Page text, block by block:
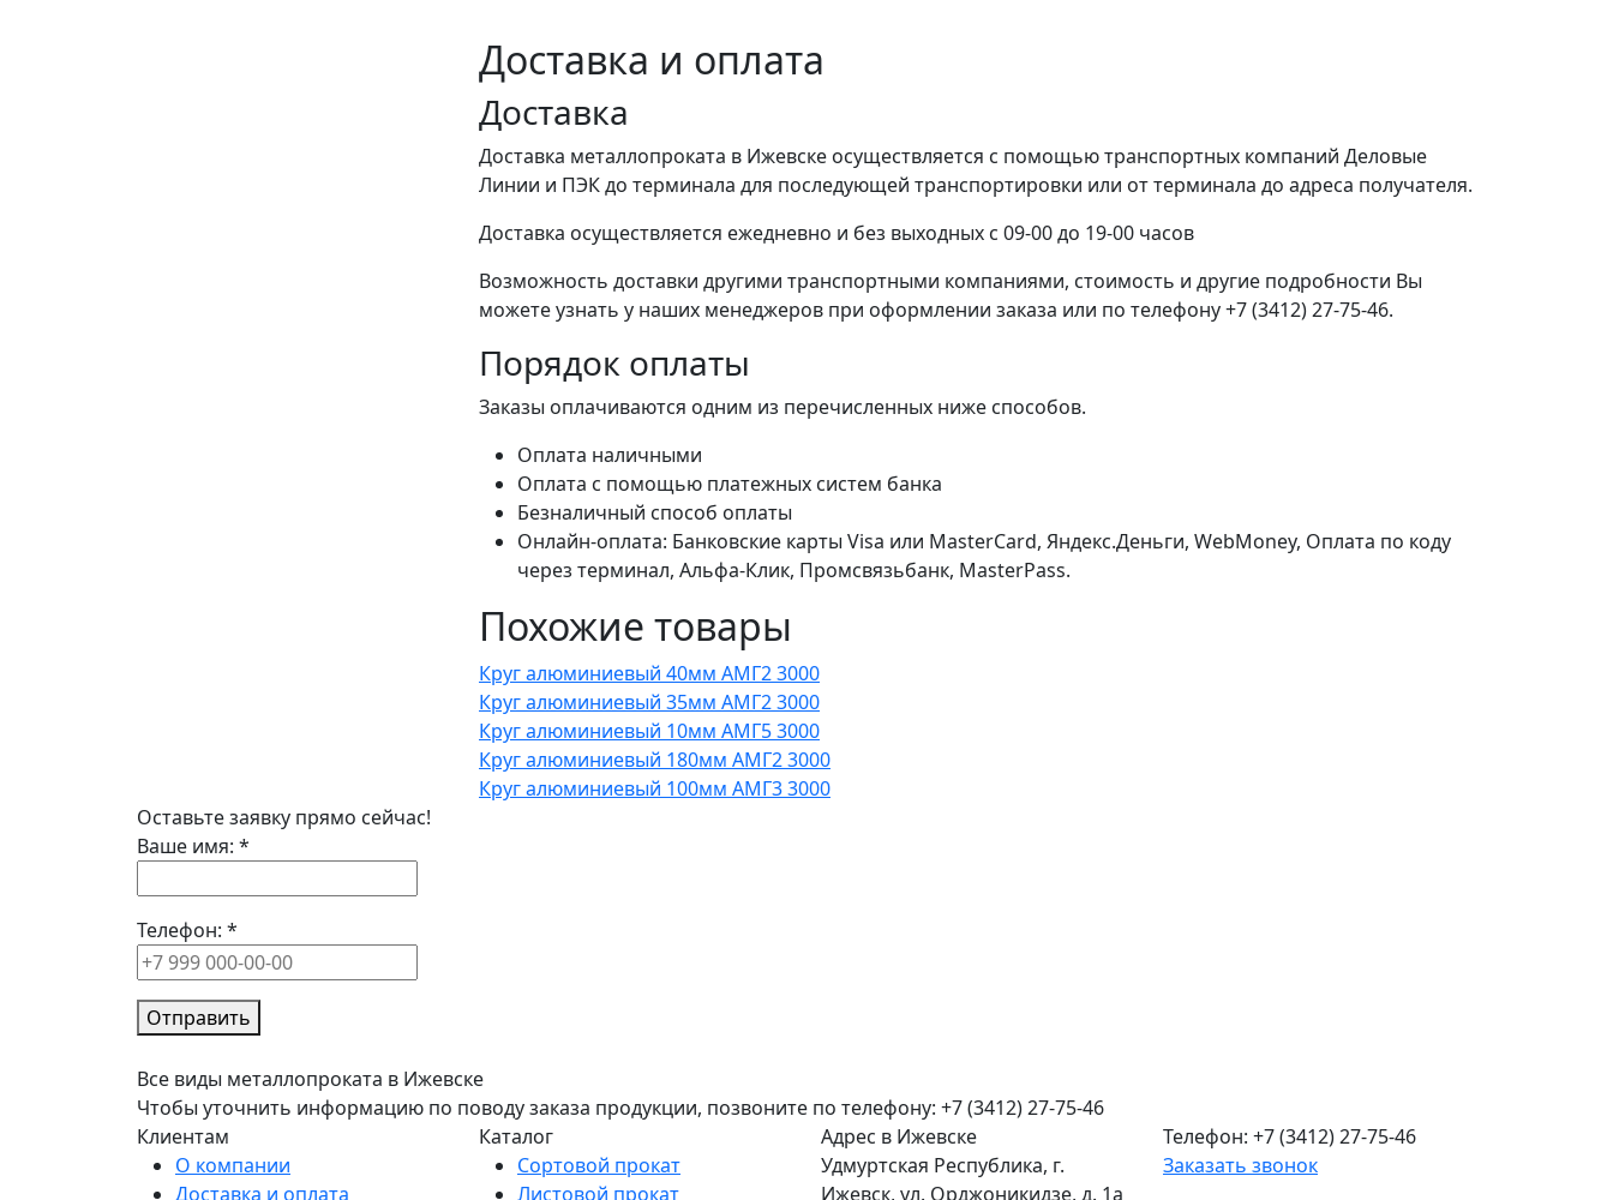
Доставка и оплата
Доставка
Доставка металлопроката в Ижевске осуществляется с помощью транспортных компаний Деловые
Линии и ПЭК до терминала для последующей транспортировки или от терминала до адреса получателя.
Доставка осуществляется ежедневно и без выходных с 09-00 до 19-00 часов
Возможность доставки другими транспортными компаниями, стоимость и другие подробности Вы
можете узнать у наших менеджеров при оформлении заказа или по телефону +7 (3412) 27-75-46.
Порядок оплаты
Заказы оплачиваются одним из перечисленных ниже способов.
Оплата наличными
Оплата с помощью платежных систем банка
Безналичный способ оплаты
Онлайн-оплата: Банковские карты Visa или MasterCard, Яндекс.Деньги, WebMoney, Оплата по коду
через терминал, Альфа-Клик, Промсвязьбанк, MasterPass.
Похожие товары
Круг алюминиевый 40мм АМГ2 3000
Круг алюминиевый 35мм АМГ2 3000
Круг алюминиевый 10мм АМГ5 3000
Круг алюминиевый 180мм АМГ2 3000
Круг алюминиевый 100мм АМГ3 3000
Оставьте заявку прямо сейчас!
Ваше имя: *
Телефон: *
Отправить
Все виды металлопроката в Ижевске
Чтобы уточнить информацию по поводу заказа продукции, позвоните по телефону: +7 (3412) 27-75-46
Клиентам
О компании
Доставка и оплата
Каталог
Сортовой прокат
Листовой прокат
Адрес в Ижевске
Удмуртская Республика, г.
Ижевск, ул. Орджоникидзе, д. 1а
Телефон: +7 (3412) 27-75-46
Заказать звонок